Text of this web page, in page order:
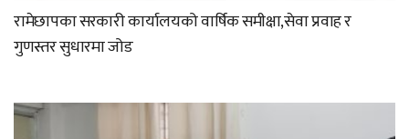
रामेछापका सरकारी कार्यालयको वार्षिक समीक्षा,सेवा प्रवाह र
गुणस्तर सुधारमा जोड